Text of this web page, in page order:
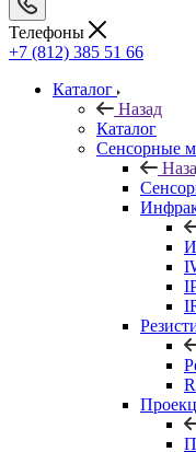
Телефоны
+7 (812) 385 51 66
Каталог
Назад
Каталог
Сенсорные